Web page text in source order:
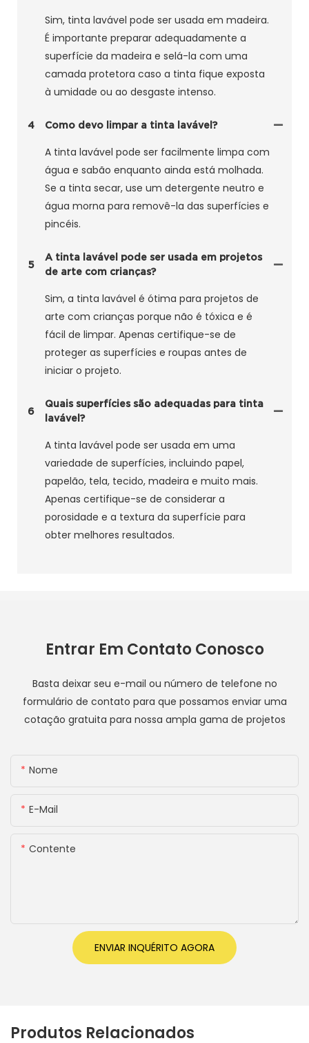
Sim, tinta lavável pode ser usada em madeira.
É importante preparar adequadamente a
superfície da madeira e selá-la com uma
camada protetora caso a tinta fique exposta
à umidade ou ao desgaste intenso.
4 Como devo limpar a tinta lavável?
A tinta lavável pode ser facilmente limpa com
água e sabão enquanto ainda está molhada.
Se a tinta secar, use um detergente neutro e
água morna para removê-la das superfícies e
pincéis.
5
A tinta lavável pode ser usada em projetos
de arte com crianças?
Sim, a tinta lavável é ótima para projetos de
arte com crianças porque não é tóxica e é
fácil de limpar. Apenas certifique-se de
proteger as superfícies e roupas antes de
iniciar o projeto.
6
Quais superfícies são adequadas para tinta
lavável?
A tinta lavável pode ser usada em uma
variedade de superfícies, incluindo papel,
papelão, tela, tecido, madeira e muito mais.
Apenas certifique-se de considerar a
porosidade e a textura da superfície para
obter melhores resultados.
Entrar Em Contato Conosco
Basta deixar seu e-mail ou número de telefone no
formulário de contato para que possamos enviar uma
cotação gratuita para nossa ampla gama de projetos
Nome
E-Mail
Contente
ENVIAR INQUÉRITO AGORA
Produtos Relacionados